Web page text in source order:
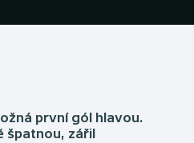
první gól hlavou.
špatnou, zářil